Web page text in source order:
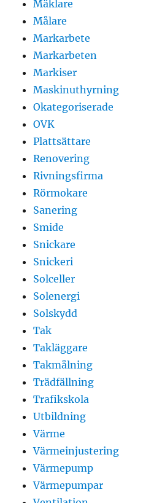
Mäklare
Målare
Markarbete
Markarbeten
Markiser
Maskinuthyrning
Okategoriserade
OVK
Plattsättare
Renovering
Rivningsfirma
Rörmokare
Sanering
Smide
Snickare
Snickeri
Solceller
Solenergi
Solskydd
Tak
Takläggare
Takmålning
Trädfällning
Trafikskola
Utbildning
Värme
Värmeinjustering
Värmepump
Värmepumpar